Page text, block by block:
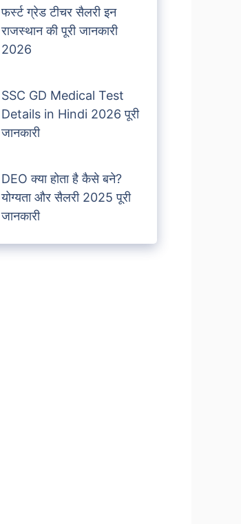
फर्स्ट ग्रेड टीचर सैलरी इन
राजस्थान की पूरी जानकारी
2026
SSC GD Medical Test
Details in Hindi 2026 पूरी
जानकारी
DEO क्या होता है कैसे बने?
योग्यता और सैलरी 2025 पूरी
जानकारी